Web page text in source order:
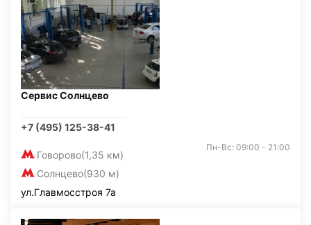
Сервис Солнцево
+7 (495) 125-38-41
Говорово(1,35 км)
Солнцево(930 м)
Пн-Вс: 09:00 - 21:00
ул.Главмосстроя 7а